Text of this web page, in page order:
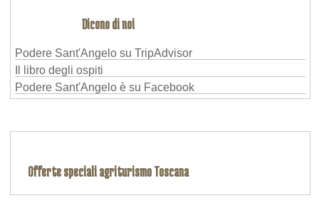
Dicono di noi
Podere Sant'Angelo su TripAdvisor
Il libro degli ospiti
Podere Sant'Angelo è su Facebook
Offerte speciali agriturismo Toscana